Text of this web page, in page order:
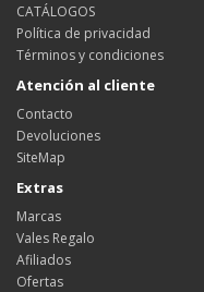
CATÁLOGOS
Política de privacidad
Términos y condiciones
Atención al cliente
Contacto
Devoluciones
SiteMap
Extras
Marcas
Vales Regalo
Afiliados
Ofertas